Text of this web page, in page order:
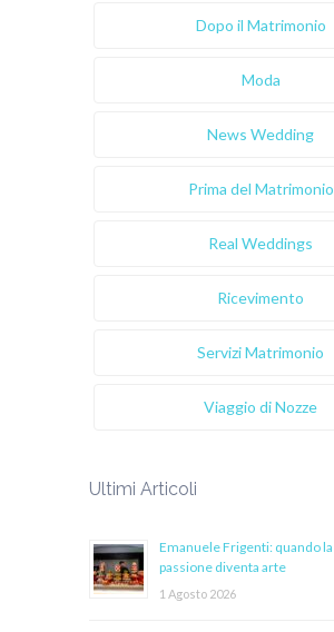
Dopo il Matrimonio
Moda
News Wedding
Prima del Matrimonio
Real Weddings
Ricevimento
Servizi Matrimonio
Viaggio di Nozze
Ultimi Articoli
Emanuele Frigenti: quando la
passione diventa arte
1 Agosto 2026